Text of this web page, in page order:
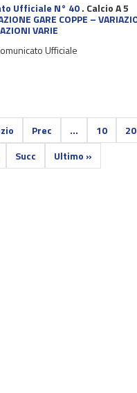
Ufficiale N° 40. Calcio A 5
GARE COPPE –
VARIE
Ufficiale
Prec ... 10 20
Succ Ultimo »